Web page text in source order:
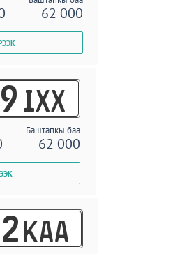
62 000
IXX
Баштапкы баа
62 000
KAA